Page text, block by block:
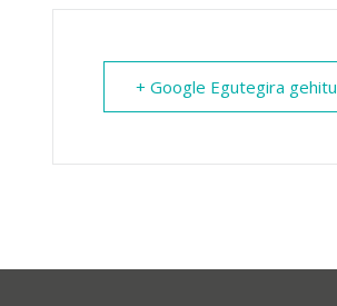
+ Google Egutegira gehitu